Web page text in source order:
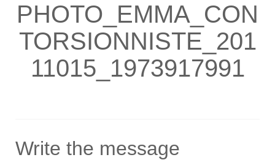
PHOTO_EMMA_CON
TORSIONNISTE_201
11015_1973917991
Write the message